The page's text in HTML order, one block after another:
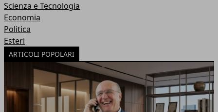
Scienza e Tecnologia
Economia
Politica
Esteri
ARTICOLI POPOLARI